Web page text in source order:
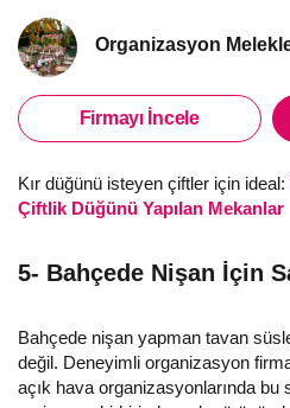
Organizasyon
Firmayı İncele
Kır düğünü isteyen çiftler için ideal:
Çiftlik Düğünü Yapılan Mekanlar
5- Bahçede Nişan İçin
Bahçede nişan yapman tavan
değil. Deneyimli organizasyon
açık hava organizasyonlarında bu